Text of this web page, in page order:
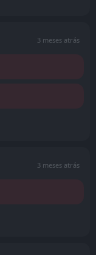
3 meses atrás
3 meses atrás